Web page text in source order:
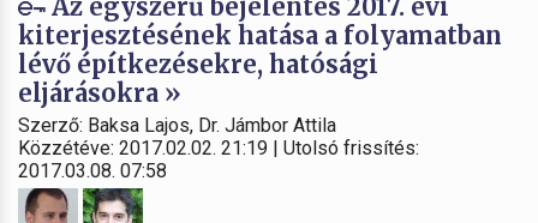
Az egyszerű bejelentés 2017. évi
kiterjesztésének hatása a folyamatban
lévő építkezésekre, hatósági
eljárásokra »
Szerző: Baksa Lajos, Dr. Jámbor Attila
Közzétéve: 2017.02.02. 21:19 | Utolsó frissítés:
2017.03.08. 07:58